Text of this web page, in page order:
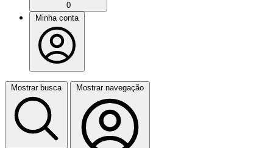
0
Minha conta
Mostrar busca Mostrar navegação